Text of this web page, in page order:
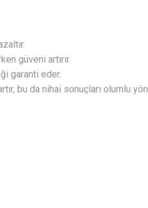
güveni artırır.
garanti eder.
bu da nihai sonuçları olumlu